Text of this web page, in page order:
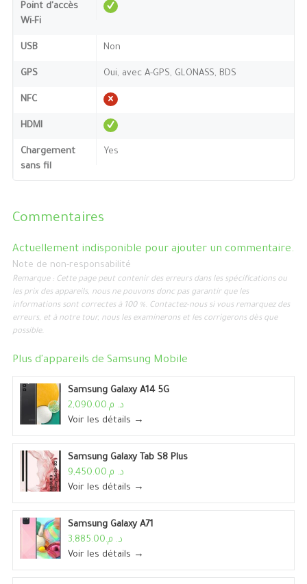
Point d'accès
Wi-Fi
USB Non
GPS Oui, avec A-GPS, GLONASS, BDS
NFC
HDMI
Chargement
sans fil
Yes
Commentaires
Actuellement indisponible pour ajouter un commentaire.
Note de non-responsabilité
Remarque : Cette page peut contenir des erreurs dans les spécifications ou
les prix des appareils, nous ne pouvons donc pas garantir que les
informations sont correctes à 100 %. Contactez-nous si vous remarquez des
erreurs, et à notre tour, nous les examinerons et les corrigerons dès que
possible.
Plus d'appareils de Samsung Mobile
Samsung Galaxy A14 5G
د. م.2,090.00
Voir les détails →
Samsung Galaxy Tab S8 Plus
د. م.9,450.00
Voir les détails →
Samsung Galaxy A71
د. م.3,885.00
Voir les détails →